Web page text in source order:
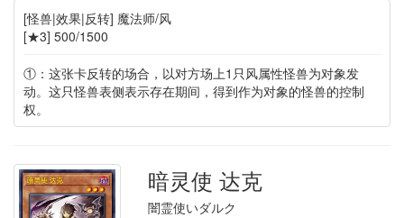
[怪兽|效果|反转] 魔法师/风
[★3] 500/1500
①：这张卡反转的场合，以对方场上1只风属性怪兽为对象发
动。这只怪兽表侧表示存在期间，得到作为对象的怪兽的控制
权。
暗灵使 达克
闇霊使いダルク